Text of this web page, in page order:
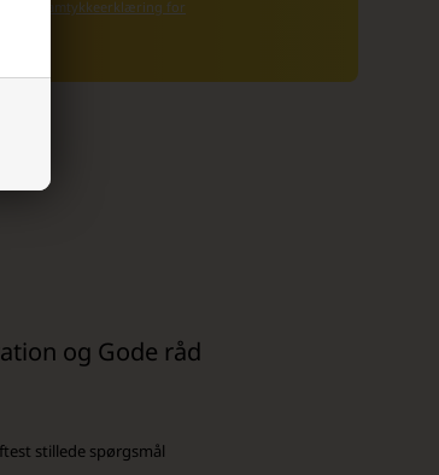
vores samtykkeerklæring for
og Gode råd
stillede spørgsmål